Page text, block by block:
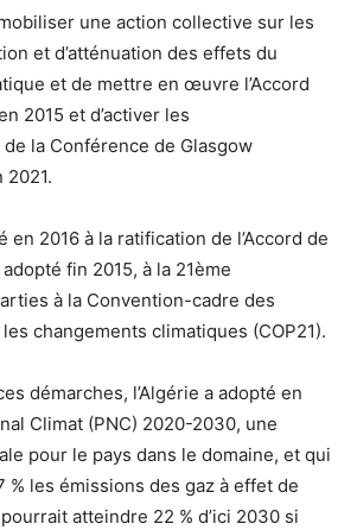
une action collective sur les
et d’atténuation des effets du
et de mettre en œuvre l’Accord
2015 et d’activer les
la Conférence de Glasgow
2021.
en 2016 à la ratification de l’Accord de
fin 2015, à la 21ème
à la Convention-cadre des
changements climatiques (COP21).
démarches, l’Algérie a adopté en
Climat (PNC) 2020-2030, une
pour le pays dans le domaine, et qui
% les émissions des gaz à effet de
atteindre 22 % d’ici 2030 si